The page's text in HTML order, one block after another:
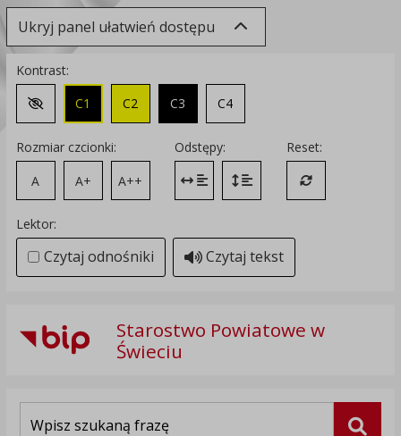
Ukryj panel ułatwień dostępu
Kontrast:
Zmień kontrast na domyślny
C1 C2 C3 C4
Rozmiar czcionki:
A
A+ A++
Odstępy:
Zmień odstęp między literami
Zmień interlinię i margines
Reset:
Przywróć
Lektor:
Czytaj odnośniki Czytaj tekst
Starostwo Powiatowe w
Świeciu